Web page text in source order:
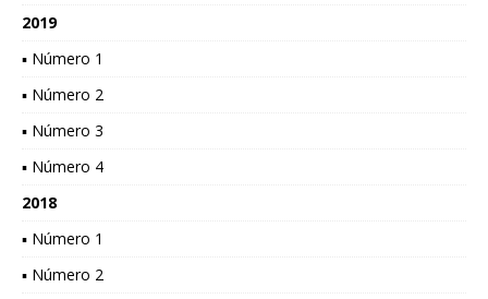
2019
▪ Número 1
▪ Número 2
▪ Número 3
▪ Número 4
2018
▪ Número 1
▪ Número 2